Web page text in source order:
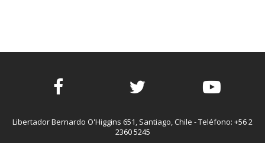
Libertador Bernardo O'Higgins 651, Santiago, Chile - Teléfono: +56 2
2360 5245